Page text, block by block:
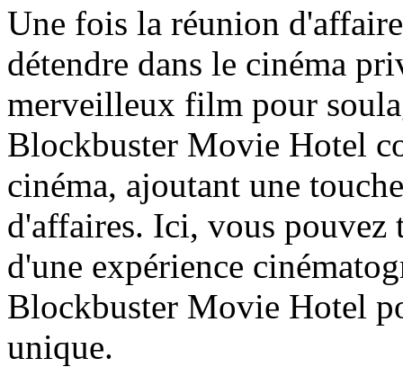
Une fois la réunion
détendre dans le cinéma
merveilleux film pour
Blockbuster Movie Hotel
cinéma, ajoutant une
d'affaires. Ici, vous
d'une expérience
Blockbuster Movie Hotel
unique.